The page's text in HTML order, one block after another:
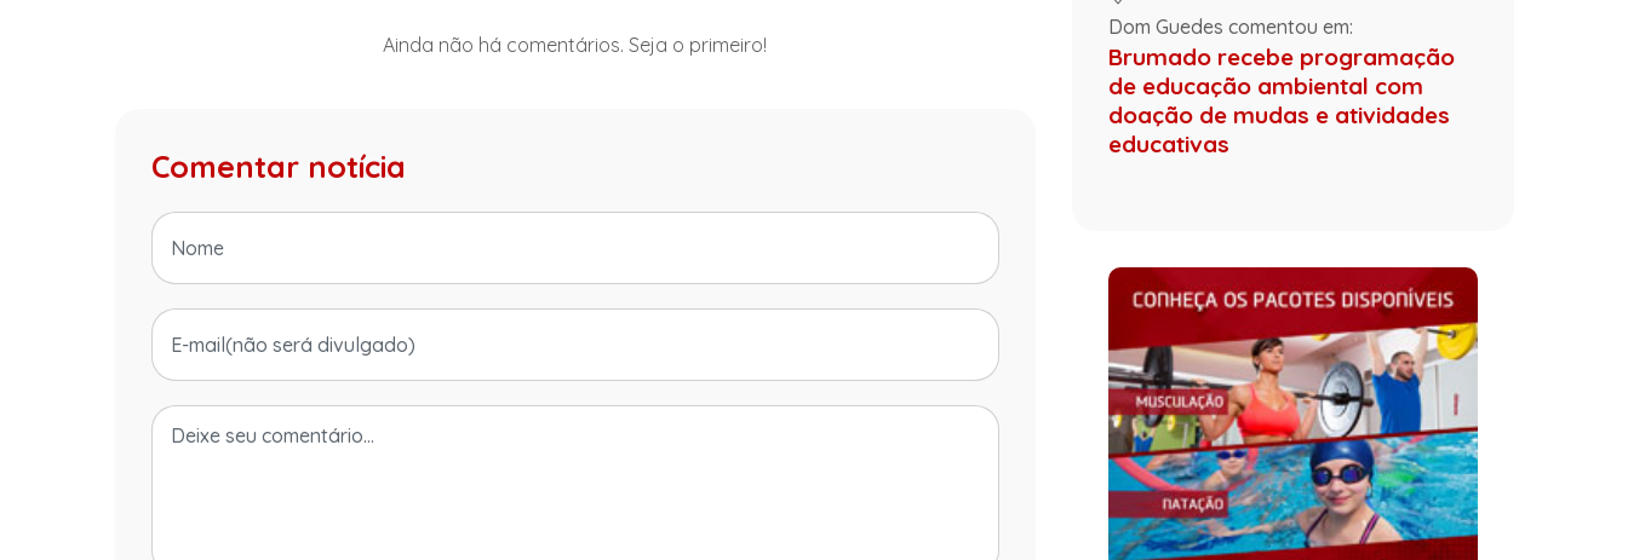
Ainda não há comentários. Seja o primeiro!
Comentar notícia
Dom Guedes comentou em:
Brumado recebe programação
de educação ambiental com
doação de mudas e atividades
educativas